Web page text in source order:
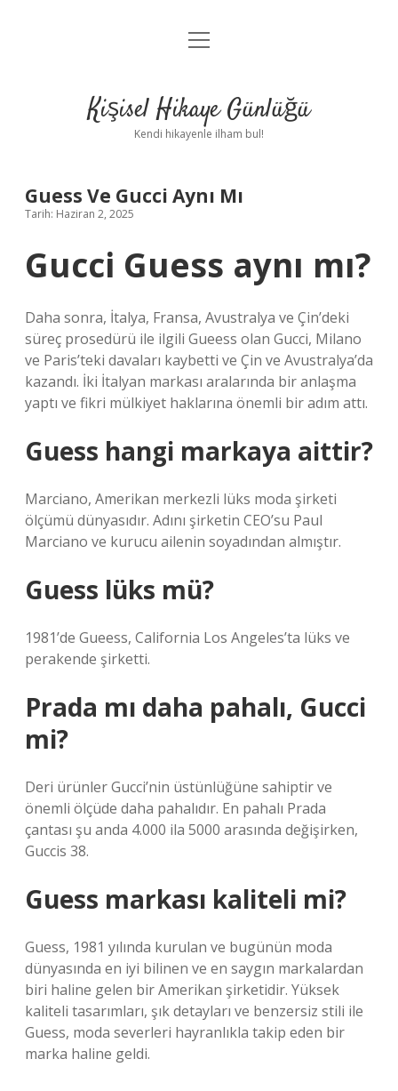
Anasayfa
Yasal Uyarı
menüyü
Kişisel Hikaye Günlüğü
Kendi hikayenle ilham bul!
Guess Ve Gucci Aynı Mı
Tarih: Haziran 2, 2025
Gucci Guess aynı mı?
Daha sonra, İtalya, Fransa, Avustralya ve Çin’deki
süreç prosedürü ile ilgili Gueess olan Gucci, Milano
ve Paris’teki davaları kaybetti ve Çin ve Avustralya’da
kazandı. İki İtalyan markası aralarında bir anlaşma
yaptı ve fikri mülkiyet haklarına önemli bir adım attı.
Guess hangi markaya aittir?
Marciano, Amerikan merkezli lüks moda şirketi
ölçümü dünyasıdır. Adını şirketin CEO’su Paul
Marciano ve kurucu ailenin soyadından almıştır.
Guess lüks mü?
1981’de Gueess, California Los Angeles’ta lüks ve
perakende şirketti.
Prada mı daha pahalı, Gucci
mi?
Deri ürünler Gucci’nin üstünlüğüne sahiptir ve
önemli ölçüde daha pahalıdır. En pahalı Prada
çantası şu anda 4.000 ila 5000 arasında değişirken,
Guccis 38.
Guess markası kaliteli mi?
Guess, 1981 yılında kurulan ve bugünün moda
dünyasında en iyi bilinen ve en saygın markalardan
biri haline gelen bir Amerikan şirketidir. Yüksek
kaliteli tasarımları, şık detayları ve benzersiz stili ile
Guess, moda severleri hayranlıkla takip eden bir
marka haline geldi.